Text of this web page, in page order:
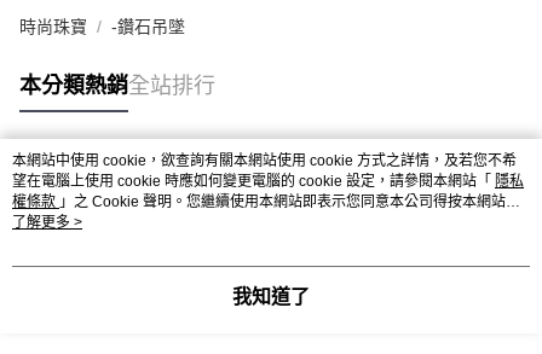
時尚珠寶 -鑽石吊墜
本分類熱銷全站排行
熱門標籤
本網站中使用 cookie，欲查詢有關本網站使用 cookie 方式之詳情，及若您不希
望在電腦上使用 cookie 時應如何變更電腦的 cookie 設定，請參閱本網站「 隱私
權條款 」之 Cookie 聲明。您繼續使用本網站即表示您同意本公司得按本網站使
用條款之 Cookie 聲明使用 cookie。
了解更多 >
我知道了